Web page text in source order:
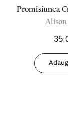
Promisiunea
Povesti